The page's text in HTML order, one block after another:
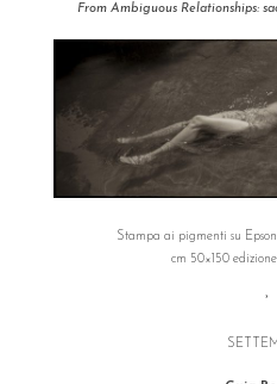
From Ambiguous Relationships:
Stampa ai pigmenti su
cm 50×150
°